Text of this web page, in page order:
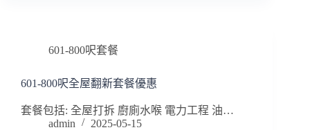
601-800呎套餐
601-800呎全屋翻新套餐優惠
套餐包括: 全屋打拆 廚廁水喉 電力工程 油…
admin
2025-05-15